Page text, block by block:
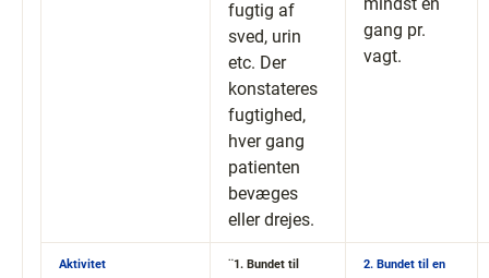
fugtig af
sved, urin
etc. Der
konstateres
fugtighed,
hver gang
patienten
bevæges
eller drejes.
gang pr.
vagt.
Aktivitet
​¨1. Bundet til
​2. Bundet til en